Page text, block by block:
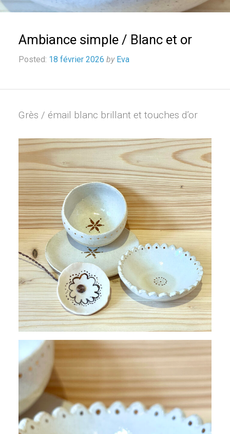
Ambiance simple / Blanc et or
Posted: 18 février 2026 by Eva
Grès / émail blanc brillant et touches d’or